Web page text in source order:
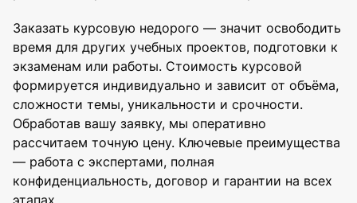
Заказать курсовую недорого — значит освободить
время для других учебных проектов, подготовки к
экзаменам или работы. Стоимость курсовой
формируется индивидуально и зависит от объёма,
сложности темы, уникальности и срочности.
Обработав вашу заявку, мы оперативно
рассчитаем точную цену. Ключевые преимущества
— работа с экспертами, полная
конфиденциальность, договор и гарантии на всех
этапах.